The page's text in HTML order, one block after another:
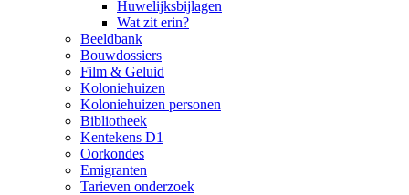
Huwelijksbijlagen
Wat zit erin?
Beeldbank
Bouwdossiers
Film & Geluid
Koloniehuizen
Koloniehuizen personen
Bibliotheek
Kentekens D1
Oorkondes
Emigranten
Tarieven onderzoek